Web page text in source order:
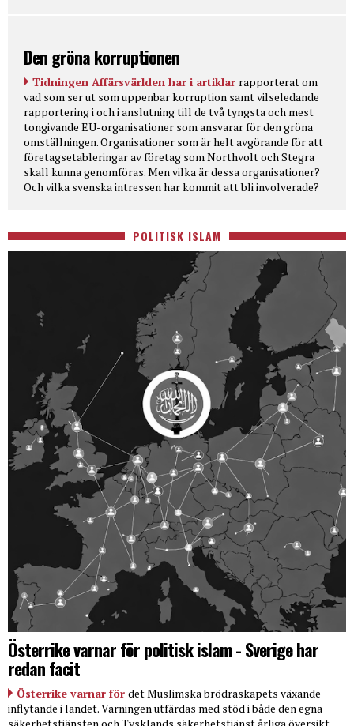
Den gröna korruptionen
Tidningen Affärsvärlden har i artiklar rapporterat om
vad som ser ut som uppenbar korruption samt vilseledande
rapportering i och i anslutning till de två tyngsta och mest
tongivande EU-organisationer som ansvarar för den gröna
omställningen. Organisationer som är helt avgörande för att
företagsetableringar av företag som Northvolt och Stegra
skall kunna genomföras. Men vilka är dessa organisationer?
Och vilka svenska intressen har kommit att bli involverade?
POLITISK ISLAM
Österrike varnar för politisk islam - Sverige har
redan facit
Österrike varnar för det Muslimska brödraskapets växande
inflytande i landet. Varningen utfärdas med stöd i både den egna
säkerhetstjänsten och Tysklands säkerhetstjänst årliga översikt